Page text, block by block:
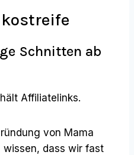
Schnitten ab
Affiliatelinks.
von Mama
dass wir fast